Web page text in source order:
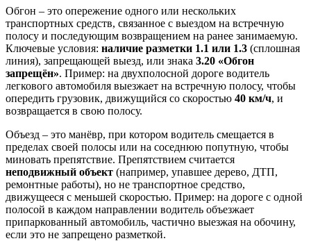
Обгон – это опережение одного или нескольких
транспортных средств, связанное с выездом на встречную
полосу и последующим возвращением на ранее занимаемую.
Ключевые условия: наличие разметки 1.1 или 1.3 (сплошная
линия), запрещающей выезд, или знака 3.20 «Обгон
запрещён». Пример: на двухполосной дороге водитель
легкового автомобиля выезжает на встречную полосу, чтобы
опередить грузовик, движущийся со скоростью 40 км/ч, и
возвращается в свою полосу.
Объезд – это манёвр, при котором водитель смещается в
пределах своей полосы или на соседнюю попутную, чтобы
миновать препятствие. Препятствием считается
неподвижный объект (например, упавшее дерево, ДТП,
ремонтные работы), но не транспортное средство,
движущееся с меньшей скоростью. Пример: на дороге с одной
полосой в каждом направлении водитель объезжает
припаркованный автомобиль, частично выезжая на обочину,
если это не запрещено разметкой.